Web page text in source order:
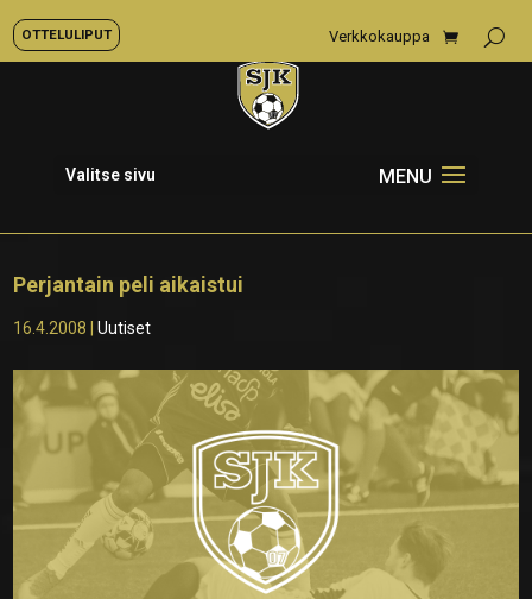
OTTELULIPUT Verkkokauppa
Valitse sivu
Perjantain peli aikaistui
16.4.2008 |Uutiset